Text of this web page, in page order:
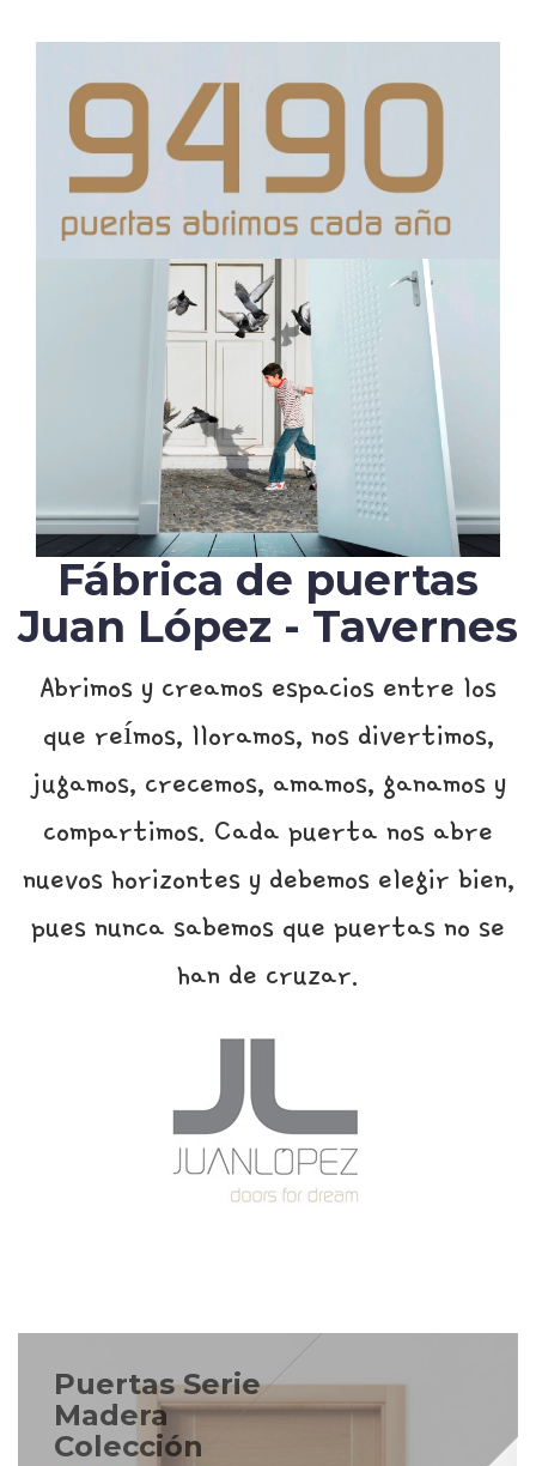
Fábrica de puertas
Juan López - Tavernes
Abrimos y creamos espacios entre los
que reímos, lloramos, nos divertimos,
jugamos, crecemos, amamos, ganamos y
compartimos. Cada puerta nos abre
nuevos horizontes y debemos elegir bien,
pues nunca sabemos que puertas no se
han de cruzar.
Puertas Serie
Madera
Colección